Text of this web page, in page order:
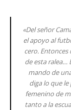
«Del señor
el apoyo al
cero.
de esta ralea…
mando de
diga lo que
femenino de
tanto a la